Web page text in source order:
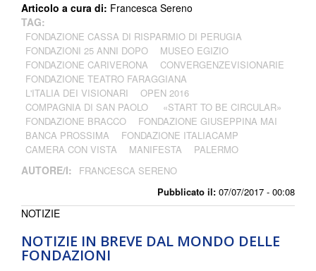
Pubblicato il: 07/07/2017 - 00:08
Articolo a cura di: Francesca Sereno
TAG:
FONDAZIONE CASSA DI RISPARMIO DI PERUGIA
FONDAZIONI 25 ANNI DOPO
MUSEO EGIZIO
FONDAZIONE CARIVERONA
CONVERGENZEVISIONARIE
FONDAZIONE TEATRO FARAGGIANA
L'ITALIA DEI VISIONARI
OPEN 2016
COMPAGNIA DI SAN PAOLO
«START TO BE CIRCULAR»
FONDAZIONE BRACCO
FONDAZIONE GIUSEPPINA MAI
BANCA PROSSIMA
FONDAZIONE ITALIACAMP
CAMERA CON VISTA
MANIFESTA PALERMO
AUTORE/I: FRANCESCA SERENO
NOTIZIE IN BREVE DAL MONDO DELLE
FONDAZIONI
NOTIZIE